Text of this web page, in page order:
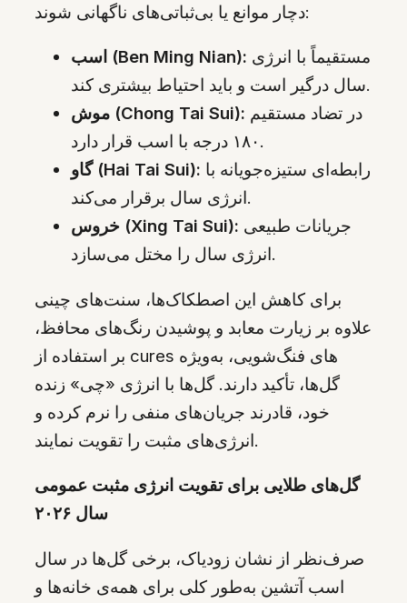
دچار موانع یا بی‌ثباتی‌های ناگهانی شوند:
اسب (Ben Ming Nian):
سال درگیر است و باید احتیاط بیشتری کند.
موش (Chong Tai Sui):
۱۸۰ درجه با اسب قرار دارد.
گاو (Hai Tai Sui):
انرژی سال برقرار می‌کند.
خروس (Xing Tai Sui):
انرژی سال را مختل می‌سازد.
برای کاهش این اصطکاک‌ها، سنت‌های چینی
علاوه بر زیارت معابد و پوشیدن رنگ‌های محافظ،
بر استفاده از cures های فنگ‌شویی، به‌ویژه
گل‌ها، تأکید دارند. گل‌ها با انرژی «چی» زنده
خود، قادرند جریان‌های منفی را نرم کرده و
انرژی‌های مثبت را تقویت نمایند.
گل‌های طلایی برای تقویت انرژی‌ مثبت عمومی
سال ۲۰۲۶
صرف‌نظر از نشان زودیاک، برخی گل‌ها در سال
اسب آتشین به‌طور کلی برای همه‌ی خانه‌ها و